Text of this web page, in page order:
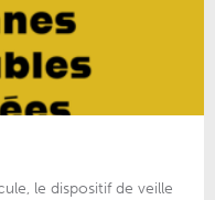
le dispositif de veille